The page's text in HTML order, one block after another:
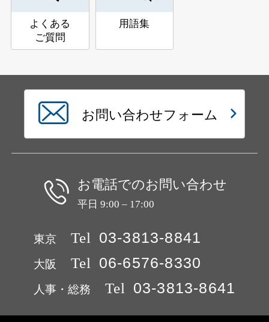
よくある
ご質問
用語集
お問い合わせフォーム
お電話でのお問い合わせ
平日 9:00 – 17:00
東京 Tel 03-3813-8841
大阪 Tel 06-6576-8330
人事・総務 Tel 03-3813-8641